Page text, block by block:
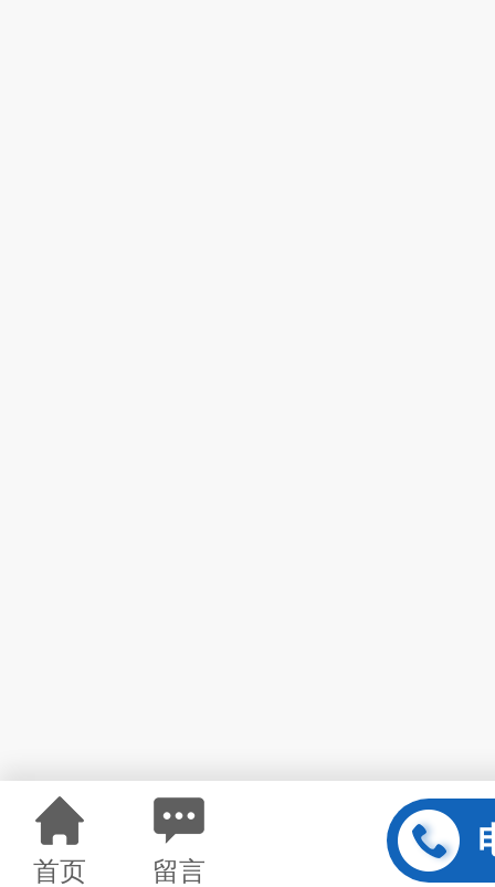
首页 留言